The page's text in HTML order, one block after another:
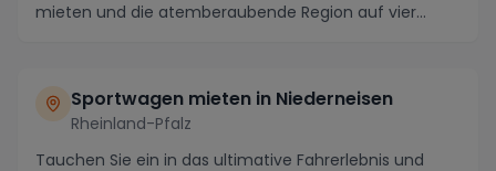
mieten und die atemberaubende Region auf vier
Sportwagen mieten in Niederneisen
Rheinland-Pfalz
Tauchen Sie ein in das ultimative Fahrerlebnis und